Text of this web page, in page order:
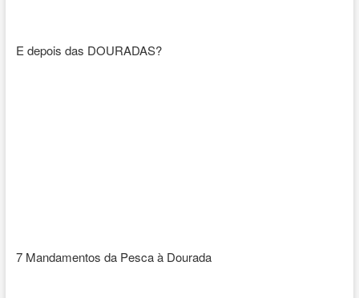
E depois das DOURADAS?
7 Mandamentos da Pesca à Dourada